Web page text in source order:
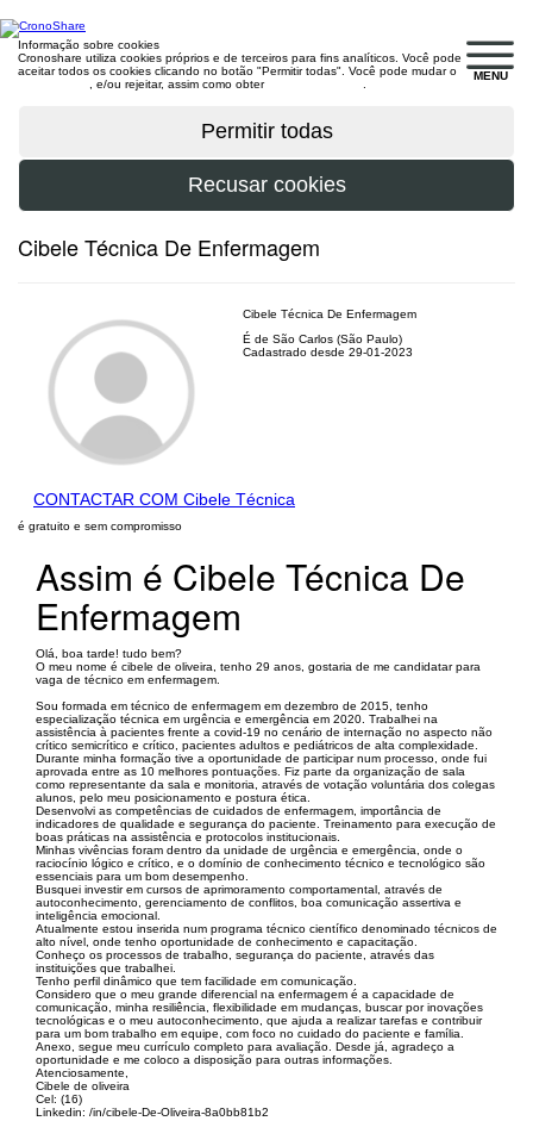
MENU
Informação sobre cookies
Cronoshare utiliza cookies próprios e de terceiros para fins analíticos. Você pode
aceitar todos os cookies clicando no botão "Permitir todas". Você pode mudar o
, e/ou rejeitar, assim como obter
Cibele Técnica De Enfermagem
Cibele Técnica De Enfermagem
É de São Carlos (São Paulo)
Cadastrado desde 29-01-2023
CONTACTAR COM Cibele Técnica
é gratuito e sem compromisso
Assim é Cibele Técnica De
Enfermagem
Olá, boa tarde! tudo bem?
O meu nome é cibele de oliveira, tenho 29 anos, gostaria de me candidatar para
vaga de técnico em enfermagem.
Sou formada em técnico de enfermagem em dezembro de 2015, tenho
especialização técnica em urgência e emergência em 2020. Trabalhei na
assistência à pacientes frente a covid-19 no cenário de internação no aspecto não
crítico semicrítico e crítico, pacientes adultos e pediátricos de alta complexidade.
Durante minha formação tive a oportunidade de participar num processo, onde fui
aprovada entre as 10 melhores pontuações. Fiz parte da organização de sala
como representante da sala e monitoria, através de votação voluntária dos colegas
alunos, pelo meu posicionamento e postura ética.
Desenvolvi as competências de cuidados de enfermagem, importância de
indicadores de qualidade e segurança do paciente. Treinamento para execução de
boas práticas na assistência e protocolos institucionais.
Minhas vivências foram dentro da unidade de urgência e emergência, onde o
raciocínio lógico e crítico, e o domínio de conhecimento técnico e tecnológico são
essenciais para um bom desempenho.
Busquei investir em cursos de aprimoramento comportamental, através de
autoconhecimento, gerenciamento de conflitos, boa comunicação assertiva e
inteligência emocional.
Atualmente estou inserida num programa técnico científico denominado técnicos de
alto nível, onde tenho oportunidade de conhecimento e capacitação.
Conheço os processos de trabalho, segurança do paciente, através das
instituições que trabalhei.
Tenho perfil dinâmico que tem facilidade em comunicação.
Considero que o meu grande diferencial na enfermagem é a capacidade de
comunicação, minha resiliência, flexibilidade em mudanças, buscar por inovações
tecnológicas e o meu autoconhecimento, que ajuda a realizar tarefas e contribuir
para um bom trabalho em equipe, com foco no cuidado do paciente e família.
Anexo, segue meu currículo completo para avaliação. Desde já, agradeço a
oportunidade e me coloco a disposição para outras informações.
Atenciosamente,
Cibele de oliveira
Cel: (16)
Linkedin: /in/cibele-De-Oliveira-8a0bb81b2